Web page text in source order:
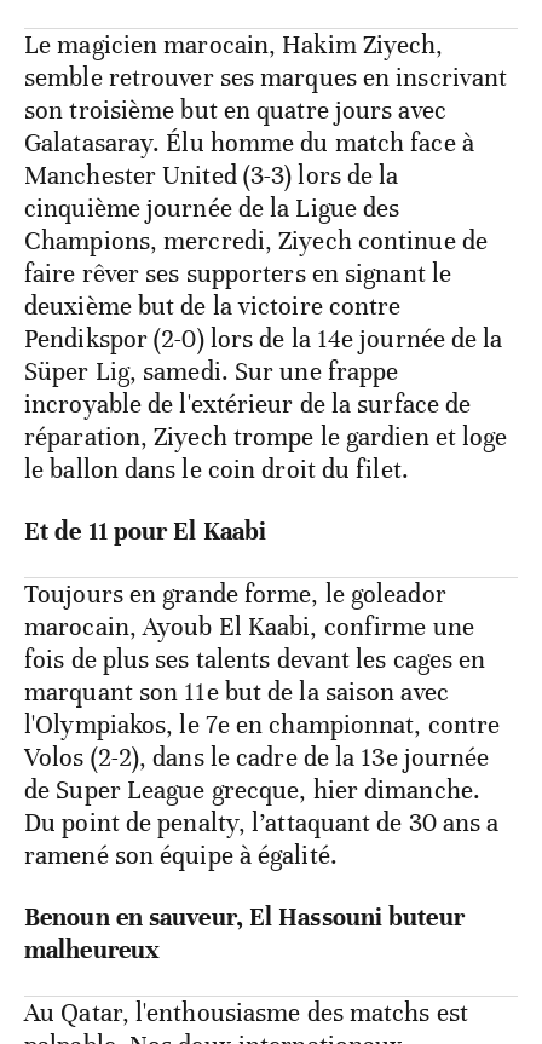
Le magicien marocain, Hakim Ziyech,
semble retrouver ses marques en inscrivant
son troisième but en quatre jours avec
Galatasaray. Élu homme du match face à
Manchester United (3-3) lors de la
cinquième journée de la Ligue des
Champions, mercredi, Ziyech continue de
faire rêver ses supporters en signant le
deuxième but de la victoire contre
Pendikspor (2-0) lors de la 14e journée de la
Süper Lig, samedi. Sur une frappe
incroyable de l'extérieur de la surface de
réparation, Ziyech trompe le gardien et loge
le ballon dans le coin droit du filet.
Et de 11 pour El Kaabi
Toujours en grande forme, le goleador
marocain, Ayoub El Kaabi, confirme une
fois de plus ses talents devant les cages en
marquant son 11e but de la saison avec
l'Olympiakos, le 7e en championnat, contre
Volos (2-2), dans le cadre de la 13e journée
de Super League grecque, hier dimanche.
Du point de penalty, l’attaquant de 30 ans a
ramené son équipe à égalité.
Benoun en sauveur, El Hassouni buteur
malheureux
Au Qatar, l'enthousiasme des matchs est